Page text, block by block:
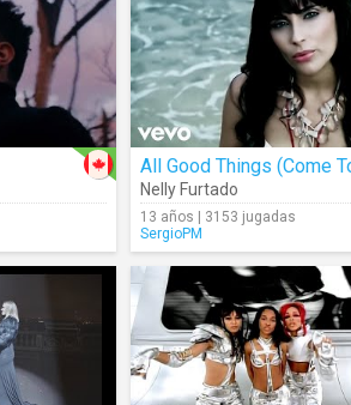
Nelly Furtado
13 años | 3153 jugadas
SergioPM